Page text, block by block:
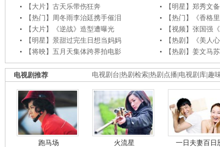
【大片】古天乐带伤狂奔
【明星】郑秀文
【热门】周冬雨李治廷携手催泪
【热门】《香格
【大片】《逆战》造型遭曝光
【视频】张国强
【明星】景甜过完生日想当妈妈
【热剧】《美人
【将映】五月天集体跨界拍电影
【热剧】姜文马
电视剧台 热剧检索 热剧点播 电视剧库 趣
电视剧推荐
跑马场 火流星 一日夫妻百日